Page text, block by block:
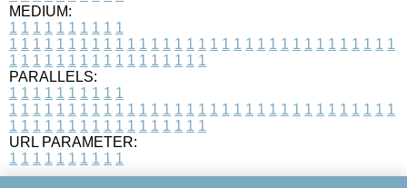
MEDIUM:
1 1 1 1 1 1 1 1 1 1
1 1 1 1 1 1 1 1 1 1 1 1 1 1 1 1 1 1 1 1 1 1 1 1 1 1 1 1 1 1 1 1 1
1 1 1 1 1 1 1 1 1 1 1 1 1 1 1 1 1
PARALLELS:
1 1 1 1 1 1 1 1 1 1
1 1 1 1 1 1 1 1 1 1 1 1 1 1 1 1 1 1 1 1 1 1 1 1 1 1 1 1 1 1 1 1 1
1 1 1 1 1 1 1 1 1 1 1 1 1 1 1 1 1
URL PARAMETER:
1 1 1 1 1 1 1 1 1 1